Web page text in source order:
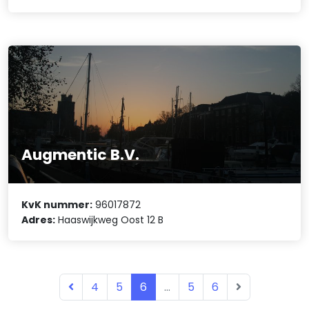
Augmentic B.V.
KvK nummer: 96017872
Adres: Haaswijkweg Oost 12 B
4 5 6 ... 5 6